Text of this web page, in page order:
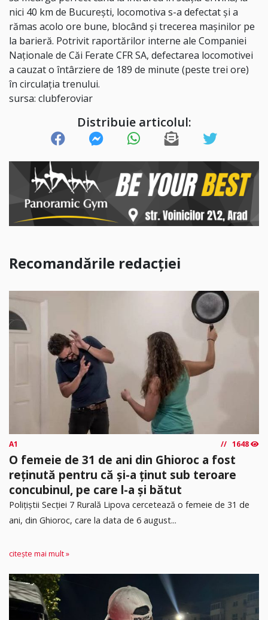
nici 40 km de București, locomotiva s-a defectat și a
rămas acolo ore bune, blocând și trecerea mașinilor pe
la barieră. Potrivit raportărilor interne ale Companiei
Naționale de Căi Ferate CFR SA, defectarea locomotivei
a cauzat o întârziere de 189 de minute (peste trei ore)
în circulația trenului.
sursa: clubferoviar
Distribuie articolul:
Recomandările redacției
A1 1648
O femeie de 31 de ani din Ghioroc a fost
reținută pentru că și-a ținut sub teroare
concubinul, pe care l-a și bătut
​Polițiștii Secției 7 Rurală Lipova cercetează o femeie de 31 de
ani, din Ghioroc, care la data de 6 august...
citește mai mult »